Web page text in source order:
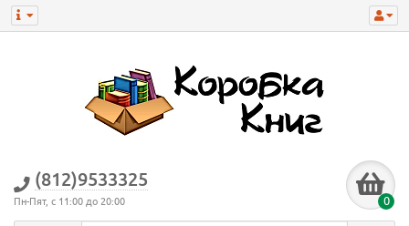
(812)9533325
Пн-Пят, с 11:00 до 20:00 0